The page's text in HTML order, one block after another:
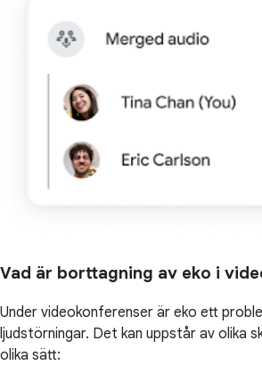
Vad är borttagning av eko i
Under videokonferenser är eko ett
ljudstörningar. Det kan uppstår av olika
olika sätt: